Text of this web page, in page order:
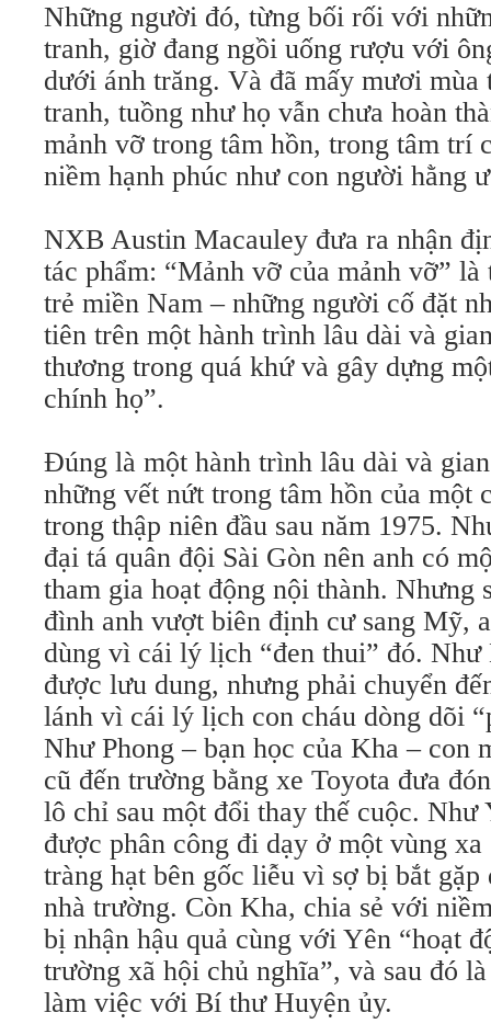
Những người đó, từng bối rối với
tranh, giờ đang ngồi uống rượu với
dưới ánh trăng. Và đã mấy mươi mùa
tranh, tuồng như họ vẫn chưa hoàn
mảnh vỡ trong tâm hồn, trong tâm trí
niềm hạnh phúc như con người hằng
NXB Austin Macauley đưa ra nhận
tác phẩm: “Mảnh vỡ của mảnh vỡ”
trẻ miền Nam – những người cố đặt
tiên trên một hành trình lâu dài và
thương trong quá khứ và gây dựng
chính họ”.
Đúng là một hành trình lâu dài và
những vết nứt trong tâm hồn của một
trong thập niên đầu sau năm 1975.
đại tá quân đội Sài Gòn nên anh có
tham gia hoạt động nội thành. Nhưng
đình anh vượt biên định cư sang Mỹ,
dùng vì cái lý lịch “đen thui” đó.
được lưu dung, nhưng phải chuyển
lánh vì cái lý lịch con cháu dòng dõi
Như Phong – bạn học của Kha – con
cũ đến trường bằng xe Toyota đưa
lô chỉ sau một đổi thay thế cuộc. Như
được phân công đi dạy ở một vùng
tràng hạt bên gốc liễu vì sợ bị bắt
nhà trường. Còn Kha, chia sẻ với
bị nhận hậu quả cùng với Yên “hoạt
trường xã hội chủ nghĩa”, và sau đó
làm việc với Bí thư Huyện ủy.